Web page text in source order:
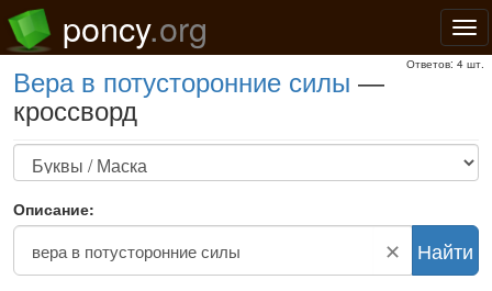
poncy.org
вера в потусторонние силы —
кроссворд
Ответов: 4 шт.
Описание:
✕ Найти